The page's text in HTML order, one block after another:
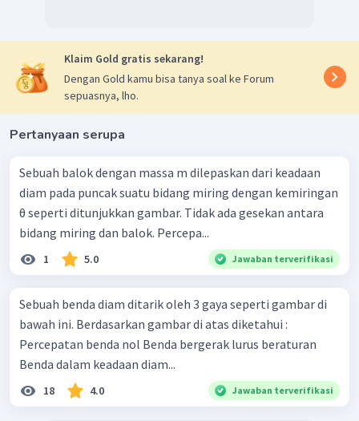
Klaim Gold gratis sekarang!
Dengan Gold kamu bisa tanya soal ke Forum
sepuasnya, lho.
Pertanyaan serupa
Sebuah balok dengan massa m dilepaskan dari keadaan
diam pada puncak suatu bidang miring dengan kemiringan
θ seperti ditunjukkan gambar. Tidak ada gesekan antara
bidang miring dan balok. Percepa...
1 5.0 Jawaban terverifikasi
Sebuah benda diam ditarik oleh 3 gaya seperti gambar di
bawah ini. Berdasarkan gambar di atas diketahui :
Percepatan benda nol Benda bergerak lurus beraturan
Benda dalam keadaan diam...
18 4.0 Jawaban terverifikasi